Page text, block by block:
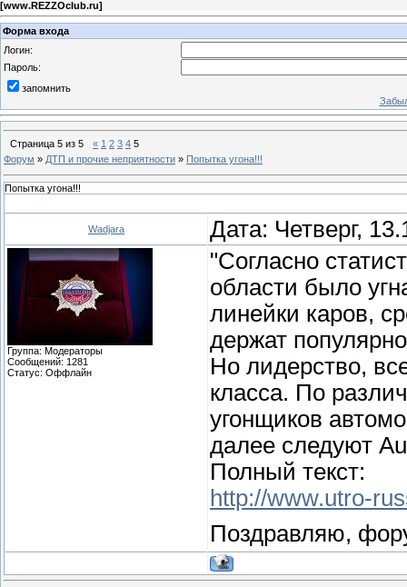
[www.REZZOclub.ru]
Форма входа
Логин:
Пароль:
запомнить
Страница 5 из 5 « 1 2 3 4 5
Форум » ДТП и прочие неприятности » Попытка угона!!!
Попытка угона!!!
Wadjara Дата: Четверг,
Группа: Модераторы
Сообщений: 1281
Статус: Оффлайн
"Согласно
области было
линейки каров,
держат
Но лидерство,
класса. По
угонщиков
далее следуют
Полный текст:
http://www.utro-
Поздравляю,